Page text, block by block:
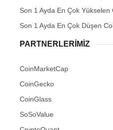
Son 1 Ayda En Çok Yükselen
Son 1 Ayda En Çok Düşen
PARTNERLERIMIZ
CoinMarketCap
CoinGecko
CoinGlass
SoSoValue